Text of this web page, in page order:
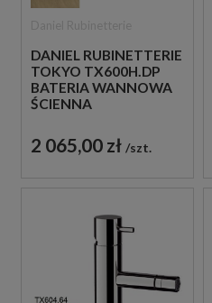
DANIEL RUBINETTERIE
TOKYO TX600H.DP
BATERIA WANNOWA
ŚCIENNA
ZŁOTO
SZCZOTKOWANE
2 065,00 zł szt.